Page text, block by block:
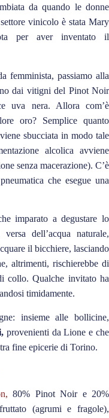
da quando le donne
vinicolo è stata Mary
per aver inventato il
femminista, passiamo alla
dai vitigni del Pinot Noir
uva nera. Allora com’è
oro? Semplice quanto
sbucciata in modo tale
alcolica avviene
senza macerazione). C’è
che esegue una
imparato a degustare lo
dell’acqua naturale,
il bicchiere, lasciando
altrimenti, rischierebbe di
collo. Qualche invitato ha
timidamente.
insieme alle bollicine,
provenienti da Lione e che
fine epicerie di Torino.
80% Pinot Noir e 20%
(agrumi e fragole),